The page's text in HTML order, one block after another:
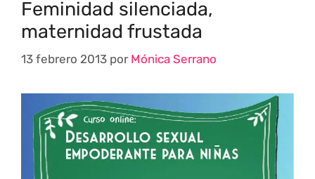
Feminidad silenciada,
maternidad frustada
13 febrero 2013 por Mónica Serrano